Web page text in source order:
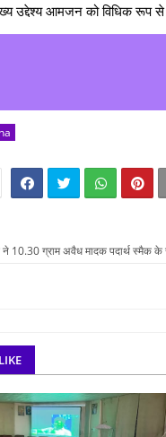
उद्देश्य आमजन को विधिक रूप
ने 10.30 ग्राम अवैध मादक पदार्थ स्मैक